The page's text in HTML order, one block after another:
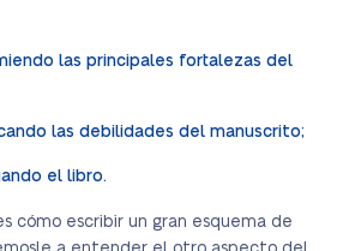
las principales fortalezas del
las debilidades del manuscrito;
el libro.
cómo escribir un gran esquema de